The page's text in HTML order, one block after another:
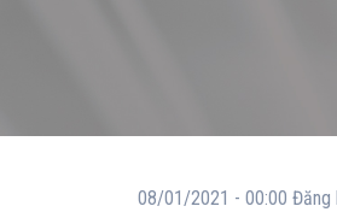
08/01/2021 - 00:00 Đăng